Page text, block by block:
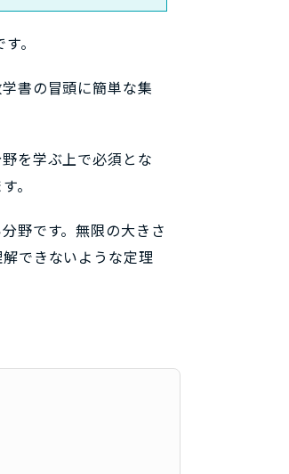
。
書の冒頭に簡単な集
を学ぶ上で必須とな
。
野です。無限の大きさ
できないような定理